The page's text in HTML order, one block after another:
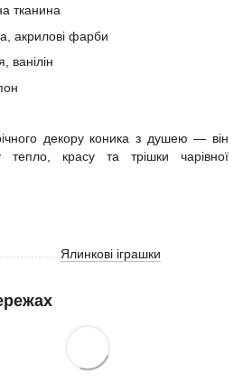
тканина
акрилові фарби
ванілін
декору коника з душею — він
красу та трішки чарівної
Ялинкові іграшки